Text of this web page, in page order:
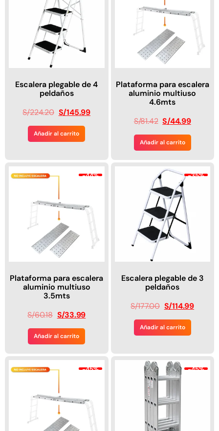
Escalera plegable de 4
peldaños
S/224.20 S/145.99
Añadir al carrito
Plataforma para escalera
aluminio multiuso
4.6mts
S/81.42 S/44.99
Añadir al carrito
-44%
Plataforma para escalera
aluminio multiuso
3.5mts
S/60.18 S/33.99
Añadir al carrito
-35%
Escalera plegable de 3
peldaños
S/177.00 S/114.99
Añadir al carrito
-45% -45%